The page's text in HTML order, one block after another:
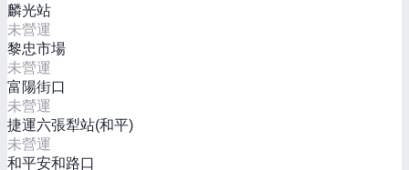
麟光站
未營運
黎忠市場
未營運
富陽街口
未營運
捷運六張犁站(和平)
未營運
和平安和路口